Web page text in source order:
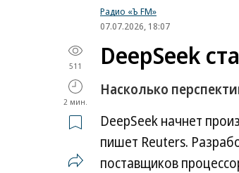
Радио «Ъ FM»
07.07.2026, 18:07
511
2 мин.
DeepSeek
Насколько
DeepSeek начнет
пишет Reuters.
поставщиков